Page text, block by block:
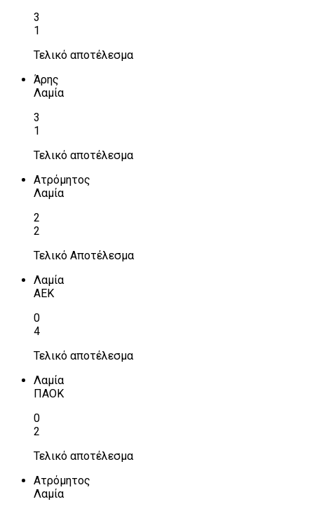
3
1
Τελικό αποτέλεσμα
Άρης
Λαμία
3
1
Τελικό αποτέλεσμα
Ατρόμητος
Λαμία
2
2
Τελικό Αποτέλεσμα
Λαμία
ΑΕΚ
0
4
Τελικό αποτέλεσμα
Λαμία
ΠΑΟΚ
0
2
Τελικό αποτέλεσμα
Ατρόμητος
Λαμία